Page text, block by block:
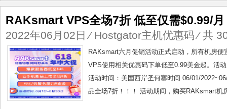
RAKsmart VPS全场7折 低至仅需$0.99/月
2022年06月02日 ⁄ Hostgator主机优惠码⁄ 共
RAKsmart六月促销活动正式启动，所有机房
VPS使用相关优惠码下单低至0.99美金起。活
活动时间：美国西岸圣何塞时间 06/01/
品全场7折！！！ 活动期间，购买RAKsmart机